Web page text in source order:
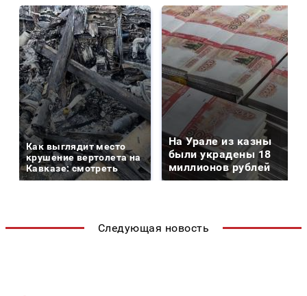
Как выглядит место
крушение вертолета на
Кавказе: смотреть
На Урале из казны
были украдены 18
миллионов рублей
Следующая новость